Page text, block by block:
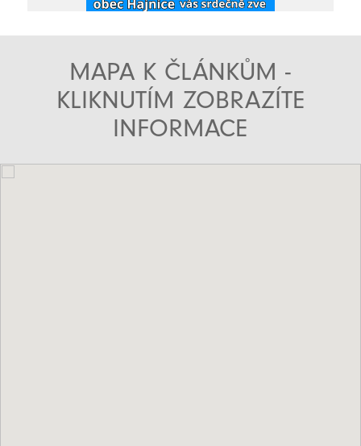
MAPA K ČLÁNKŮM -
KLIKNUTÍM ZOBRAZÍTE
INFORMACE